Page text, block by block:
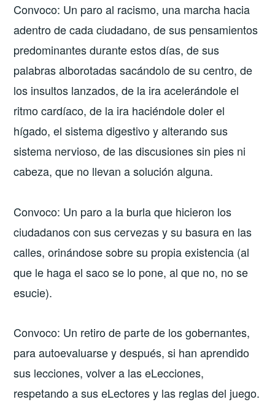
Convoco: Un paro al racismo, una marcha hacia
adentro de cada ciudadano, de sus pensamientos
predominantes durante estos días, de sus
palabras alborotadas sacándolo de su centro, de
los insultos lanzados, de la ira acelerándole el
ritmo cardíaco, de la ira haciéndole doler el
hígado, el sistema digestivo y alterando sus
sistema nervioso, de las discusiones sin pies ni
cabeza, que no llevan a solución alguna.
Convoco: Un paro a la burla que hicieron los
ciudadanos con sus cervezas y su basura en las
calles, orinándose sobre su propia existencia (al
que le haga el saco se lo pone, al que no, no se
esucie).
Convoco: Un retiro de parte de los gobernantes,
para autoevaluarse y después, si han aprendido
sus lecciones, volver a las eLecciones,
respetando a sus eLectores y las reglas del juego.